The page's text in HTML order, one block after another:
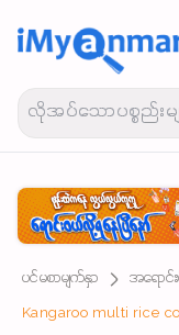
ပင်မစာမျက်နှာ အရောင်း
Kangaroo multi rice